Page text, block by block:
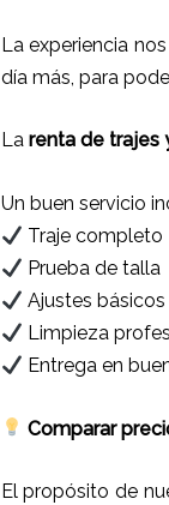
La experiencia
día más, para
La renta de trajes
Un buen servicio
Traje completo
Prueba de talla
Ajustes básicos
Limpieza
Entrega en
Comparar
El propósito de